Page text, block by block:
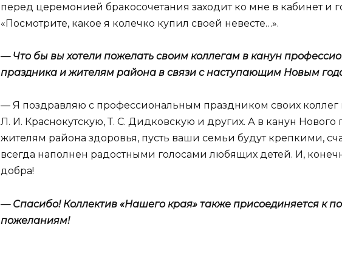
перед церемонией бракосочетания заходит ко мне в кабинет и
«Посмотрите, какое я колечко купил своей невесте…».
— Что бы вы хотели пожелать своим коллегам в канун
праздника и жителям района в связи с наступающим Новым
— Я поздравляю с профессиональным праздником своих коллег
Л. И. Краснокутскую, Т. С. Дидковскую и других. А в канун Нового
жителям района здоровья, пусть ваши семьи будут крепкими,
всегда наполнен радостными голосами любящих детей. И,
добра!
— Спасибо! Коллектив «Нашего края» также присоединяется к
пожеланиям!